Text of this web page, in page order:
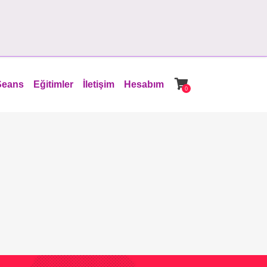
Eğitimler İletişim Hesabım 0